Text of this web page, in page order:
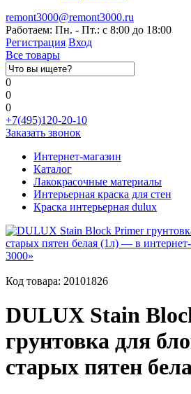
remont3000@remont3000.ru
Работаем: Пн. - Пт.: с 8:00 до 18:00
Регистрация Вход
Все товары
0
0
0
+7(495)120-20-10
Заказать звонок
Интернет-магазин
Каталог
Лакокрасочные материалы
Интерьерная краска для стен
Краска интерьерная dulux
Код товара: 20101826
DULUX Stain
грунтовка для
старых пятен